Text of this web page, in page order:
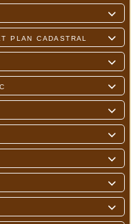


plan cadastral






